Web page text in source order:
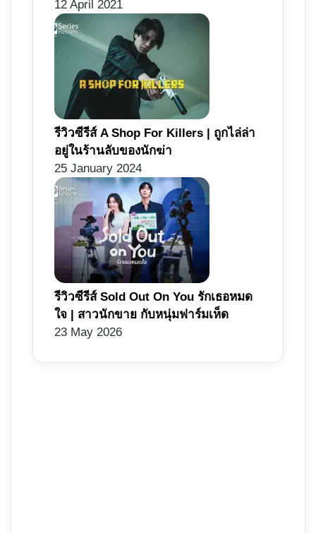
12 April 2021
รีวิวซีรีส์ A Shop For Killers | ถูกไล่ล่า
อยู่ในร้านลับของนักฆ่า
25 January 2024
รีวิวซีรีส์ Sold Out On You รักเธอหมด
ใจ | สาวนักขาย กับหนุ่มฟาร์มเห็ด
23 May 2026